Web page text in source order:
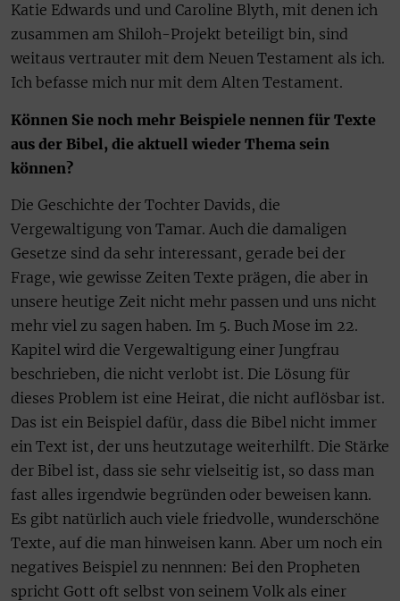
Katie Edwards und und Caroline Blyth, mit denen ich
zusammen am Shiloh-Projekt beteiligt bin, sind
weitaus vertrauter mit dem Neuen Testament als ich.
Ich befasse mich nur mit dem Alten Testament.
Können Sie noch mehr Beispiele nennen für Texte
aus der Bibel, die aktuell wieder Thema sein
können?
Die Geschichte der Tochter Davids, die
Vergewaltigung von Tamar. Auch die damaligen
Gesetze sind da sehr interessant, gerade bei der
Frage, wie gewisse Zeiten Texte prägen, die aber in
unsere heutige Zeit nicht mehr passen und uns nicht
mehr viel zu sagen haben. Im 5. Buch Mose im 22.
Kapitel wird die Vergewaltigung einer Jungfrau
beschrieben, die nicht verlobt ist. Die Lösung für
dieses Problem ist eine Heirat, die nicht auflösbar ist.
Das ist ein Beispiel dafür, dass die Bibel nicht immer
ein Text ist, der uns heutzutage weiterhilft. Die Stärke
der Bibel ist, dass sie sehr vielseitig ist, so dass man
fast alles irgendwie begründen oder beweisen kann.
Es gibt natürlich auch viele friedvolle, wunderschöne
Texte, auf die man hinweisen kann. Aber um noch ein
negatives Beispiel zu nennnen: Bei den Propheten
spricht Gott oft selbst von seinem Volk als einer